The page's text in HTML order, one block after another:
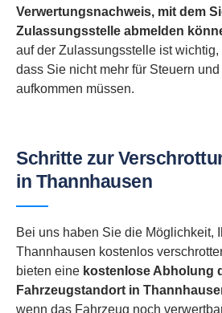
Verwertungsnachweis, mit dem
Zulassungsstelle abmelden
auf der Zulassungsstelle ist
dass Sie nicht mehr für Steuern
aufkommen müssen.
Schritte zur
in Thannhausen
Bei uns haben Sie die Möglichkeit,
Thannhausen kostenlos
bieten eine kostenlose Abholung
Fahrzeugstandort in
wenn das Fahrzeug noch